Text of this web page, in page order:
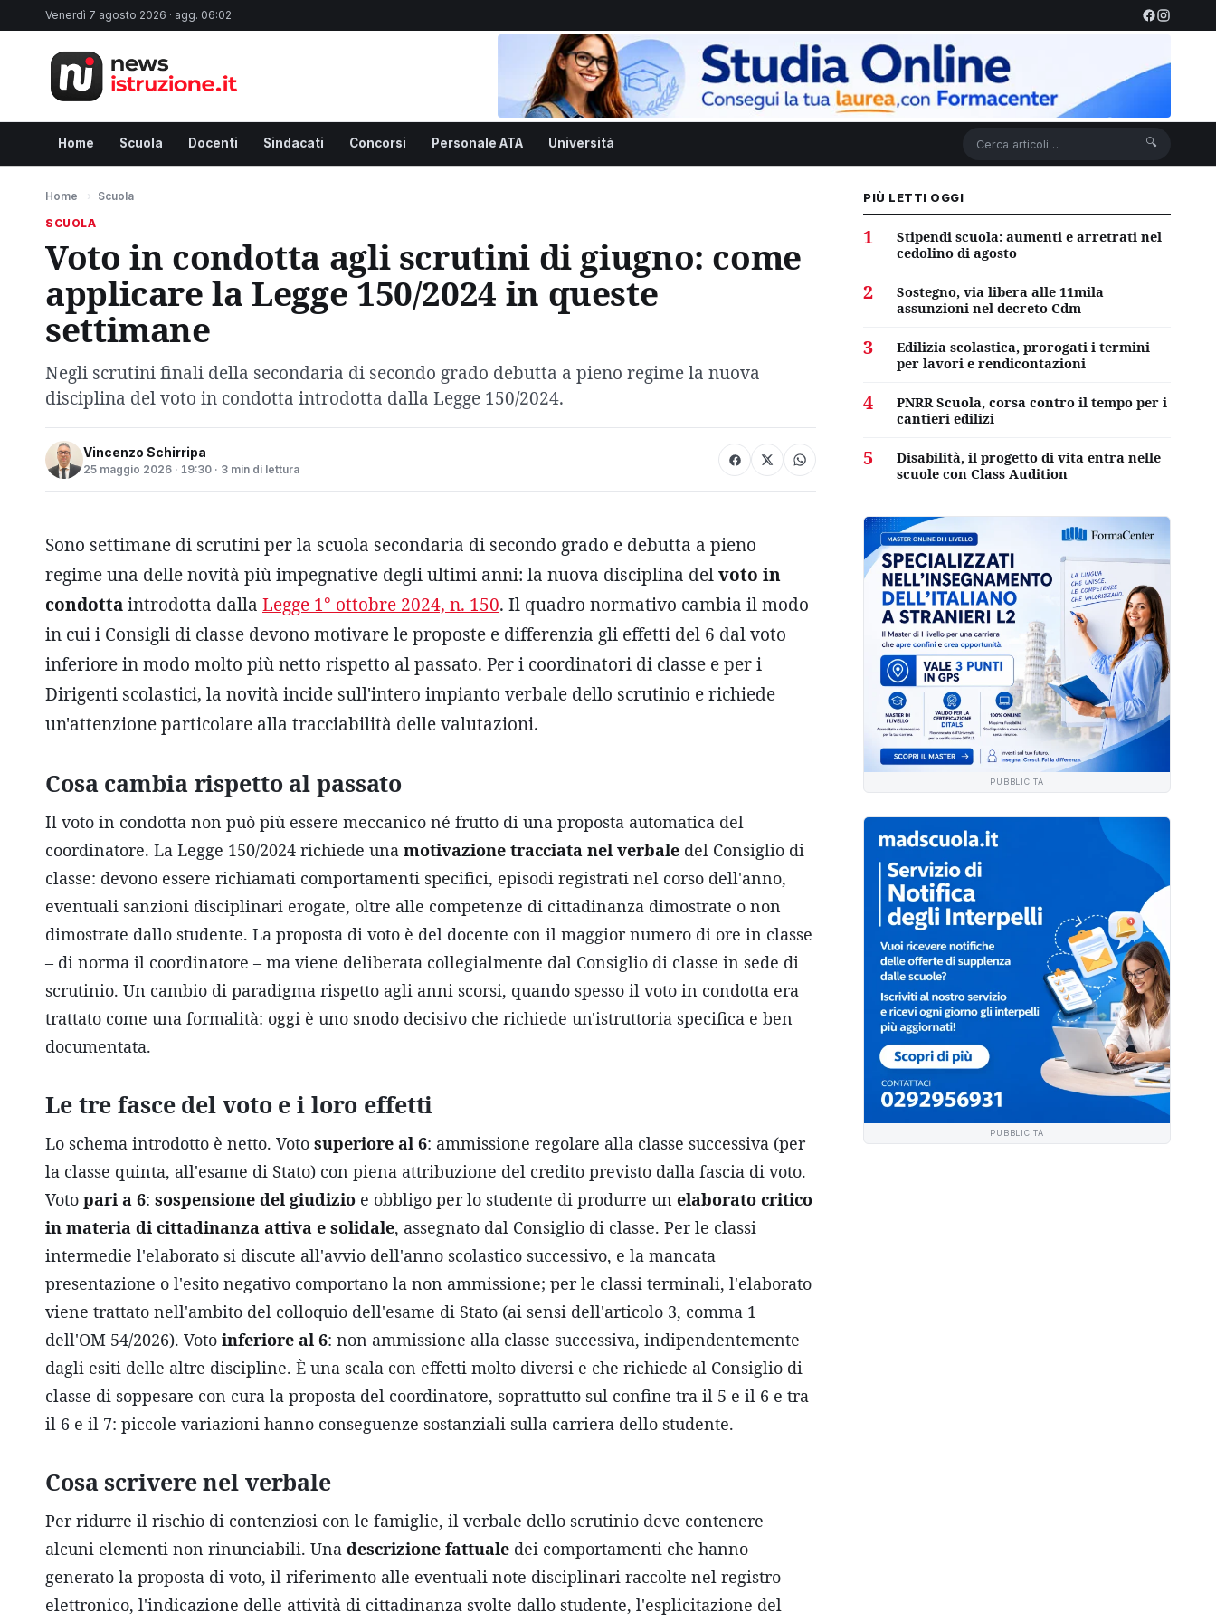
Venerdì 7 agosto 2026 · agg. 06:02
Home Scuola Docenti Sindacati Concorsi Personale ATA Università 🔍
Home › Scuola
SCUOLA
Voto in condotta agli scrutini di giugno: come
applicare la Legge 150/2024 in queste
settimane
Negli scrutini finali della secondaria di secondo grado debutta a pieno regime la nuova
disciplina del voto in condotta introdotta dalla Legge 150/2024.
Vincenzo Schirripa
25 maggio 2026 · 19:30 · 3 min di lettura
Sono settimane di scrutini per la scuola secondaria di secondo grado e debutta a pieno
regime una delle novità più impegnative degli ultimi anni: la nuova disciplina delvoto in
condottaintrodotta dalla Legge 1° ottobre 2024, n. 150. Il quadro normativo cambia il modo
in cui i Consigli di classe devono motivare le proposte e differenzia gli effetti del 6 dal voto
inferiore in modo molto più netto rispetto al passato. Per i coordinatori di classe e per i
Dirigenti scolastici, la novità incide sull'intero impianto verbale dello scrutinio e richiede
un'attenzione particolare alla tracciabilità delle valutazioni.
Cosa cambia rispetto al passato
Il voto in condotta non può più essere meccanico né frutto di una proposta automatica del
coordinatore. La Legge 150/2024 richiede una motivazione tracciata nel verbale del Consiglio di
classe: devono essere richiamati comportamenti specifici, episodi registrati nel corso dell'anno,
eventuali sanzioni disciplinari erogate, oltre alle competenze di cittadinanza dimostrate o non
dimostrate dallo studente. La proposta di voto è del docente con il maggior numero di ore in classe
– di norma il coordinatore – ma viene deliberata collegialmente dal Consiglio di classe in sede di
scrutinio. Un cambio di paradigma rispetto agli anni scorsi, quando spesso il voto in condotta era
trattato come una formalità: oggi è uno snodo decisivo che richiede un'istruttoria specifica e ben
documentata.
Le tre fasce del voto e i loro effetti
Lo schema introdotto è netto. Voto superiore al 6: ammissione regolare alla classe successiva (per
la classe quinta, all'esame di Stato) con piena attribuzione del credito previsto dalla fascia di voto.
Voto pari a 6: sospensione del giudizio e obbligo per lo studente di produrre un elaborato critico
in materia di cittadinanza attiva e solidale, assegnato dal Consiglio di classe. Per le classi
intermedie l'elaborato si discute all'avvio dell'anno scolastico successivo, e la mancata
presentazione o l'esito negativo comportano la non ammissione; per le classi terminali, l'elaborato
viene trattato nell'ambito del colloquio dell'esame di Stato (ai sensi dell'articolo 3, comma 1
dell'OM 54/2026). Voto inferiore al 6: non ammissione alla classe successiva, indipendentemente
dagli esiti delle altre discipline. È una scala con effetti molto diversi e che richiede al Consiglio di
classe di soppesare con cura la proposta del coordinatore, soprattutto sul confine tra il 5 e il 6 e tra
il 6 e il 7: piccole variazioni hanno conseguenze sostanziali sulla carriera dello studente.
Cosa scrivere nel verbale
Per ridurre il rischio di contenziosi con le famiglie, il verbale dello scrutinio deve contenere
alcuni elementi non rinunciabili. Una descrizione fattuale dei comportamenti che hanno
generato la proposta di voto, il riferimento alle eventuali note disciplinari raccolte nel registro
elettronico, l'indicazione delle attività di cittadinanza svolte dallo studente, l'esplicitazione del
PIÙ LETTI OGGI
1
Stipendi scuola: aumenti e arretrati nel
cedolino di agosto
2
Sostegno, via libera alle 11mila
assunzioni nel decreto Cdm
3
Edilizia scolastica, prorogati i termini
per lavori e rendicontazioni
4
PNRR Scuola, corsa contro il tempo per i
cantieri edilizi
5
Disabilità, il progetto di vita entra nelle
scuole con Class Audition
PUBBLICITÀ
PUBBLICITÀ